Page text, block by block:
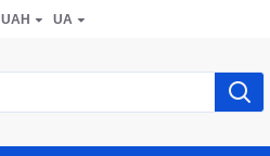
UAH UA